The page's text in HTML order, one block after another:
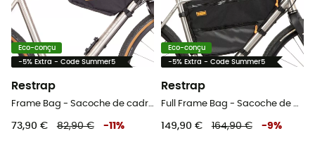
Eco-conçu
-5% Extra - Code Summer5
Restrap
Frame Bag - Sacoche de cadre vélo
73,90 € 82,90 € -11 %
Eco-conçu
-5% Extra - Code Summer5
Restrap
Full Frame Bag - Sacoche de cadre vélo
149,90 € 164,90 € -9%